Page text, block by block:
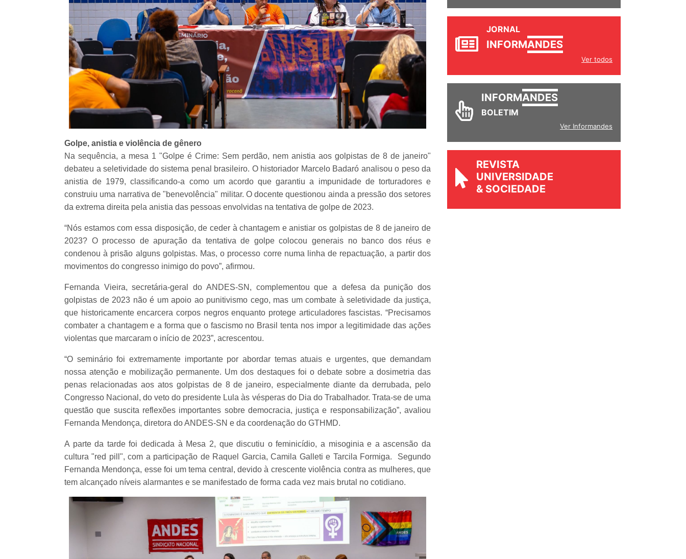
Golpe, anistia e violência de gênero
Na sequência, a mesa 1 "Golpe é Crime: Sem perdão, nem anistia aos golpistas de 8 de janeiro"
debateu a seletividade do sistema penal brasileiro. O historiador Marcelo Badaró analisou o peso da
anistia de 1979, classificando-a como um acordo que garantiu a impunidade de torturadores e
construiu uma narrativa de "benevolência" militar. O docente questionou ainda a pressão dos setores
da extrema direita pela anistia das pessoas envolvidas na tentativa de golpe de 2023.
“Nós estamos com essa disposição, de ceder à chantagem e anistiar os golpistas de 8 de janeiro de
2023? O processo de apuração da tentativa de golpe colocou generais no banco dos réus e
condenou à prisão alguns golpistas. Mas, o processo corre numa linha de repactuação, a partir dos
movimentos do congresso inimigo do povo”, afirmou.
Fernanda Vieira, secretária-geral do ANDES-SN, complementou que a defesa da punição dos
golpistas de 2023 não é um apoio ao punitivismo cego, mas um combate à seletividade da justiça,
que historicamente encarcera corpos negros enquanto protege articuladores fascistas. “Precisamos
combater a chantagem e a forma que o fascismo no Brasil tenta nos impor a legitimidade das ações
violentas que marcaram o início de 2023”, acrescentou.
“O seminário foi extremamente importante por abordar temas atuais e urgentes, que demandam
nossa atenção e mobilização permanente. Um dos destaques foi o debate sobre a dosimetria das
penas relacionadas aos atos golpistas de 8 de janeiro, especialmente diante da derrubada, pelo
Congresso Nacional, do veto do presidente Lula às vésperas do Dia do Trabalhador. Trata-se de uma
questão que suscita reflexões importantes sobre democracia, justiça e responsabilização”, avaliou
Fernanda Mendonça, diretora do ANDES-SN e da coordenação do GTHMD.
A parte da tarde foi dedicada à Mesa 2, que discutiu o feminicídio, a misoginia e a ascensão da
cultura "red pill", com a participação de Raquel Garcia, Camila Galleti e Tarcila Formiga. Segundo
Fernanda Mendonça, esse foi um tema central, devido à crescente violência contra as mulheres, que
tem alcançado níveis alarmantes e se manifestado de forma cada vez mais brutal no cotidiano.
INFORMANDES
INFORMANDES
REVISTA
UNIVERSIDADE
& SOCIEDADE